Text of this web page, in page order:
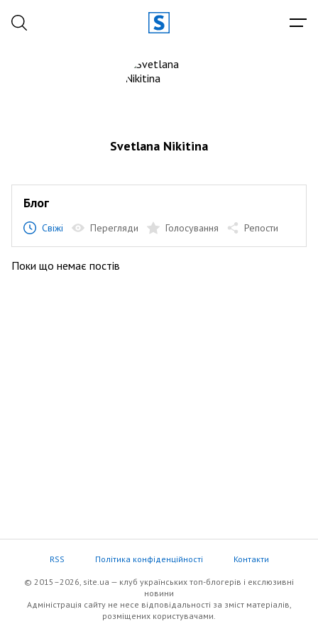
Svetlana Nikitina
Блог
Свіжі Перегляди Голосування Репости
Поки що немає постів
RSS Політика конфіденційності Контакти
© 2015–2026, site.ua — клуб українських топ-блогерів i екслюзивнi
новини
Адміністрація сайту не несе відповідальності за зміст матеріалів,
розміщених користувачами.